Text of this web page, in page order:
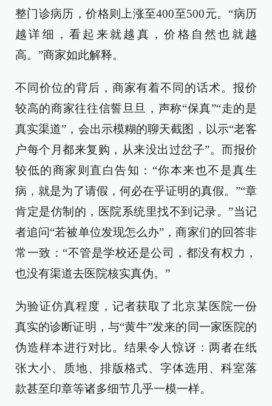
整门诊病历，价格则上涨至400至500元。“病历
越详细，看起来就越真，价格自然也就越
高。”商家如此解释。
不同价位的背后，商家有着不同的话术。报价
较高的商家往往信誓旦旦，声称“保真”“走的是
真实渠道”，会出示模糊的聊天截图，以示“老客
户每个月都来复购，从来没出过岔子”。而报价
较低的商家则直白告知：“你本来也不是真生
病，就是为了请假，何必在乎证明的真假。”“章
肯定是仿制的，医院系统里找不到记录。”当记
者追问“若被单位发现怎么办”，商家们的回答非
常一致：“不管是学校还是公司，都没有权力，
也没有渠道去医院核实真伪。”
为验证仿真程度，记者获取了北京某医院一份
真实的诊断证明，与“黄牛”发来的同一家医院的
伪造样本进行对比。结果令人惊讶：两者在纸
张大小、质地、排版格式、字体选用、科室落
款甚至印章等诸多细节几乎一模一样。